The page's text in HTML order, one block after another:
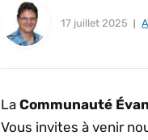
17 juillet 2025
La Communauté
Vous invites à venir